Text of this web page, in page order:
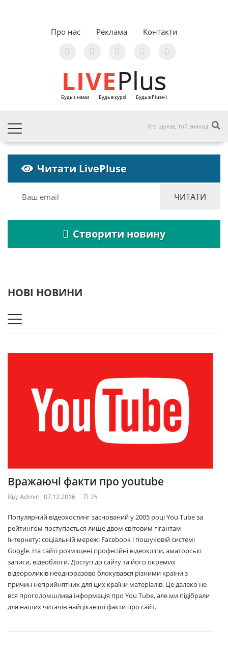
Про нас Реклама Контакти
LIVEPlus
Будь з нами Будь в курсі Будь в Pluse-)
Читати LivePluse
Створити новину
НОВІ НОВИНИ
Вражаючі факти про youtube
Від: Admin 07.12.2016 25
Популярний відеохостинг заснований у 2005 році You Tube за
рейтингом поступається лише двом світовим гігантам
Інтернету: соціальній мережі Facebook і пошуковій системі
Google. На сайті розміщені професійні відеокліпи, аматорські
записи, відеоблоги. Доступ до сайту та його окремих
відеороликів неодноразово блокувався різними країни з
причин неприйнятних для цих країни матеріалів. Це далеко не
вся проголомшлива інформація про You Tube, але ми підібрали
для наших читачів найцікавіші факти про сайт.